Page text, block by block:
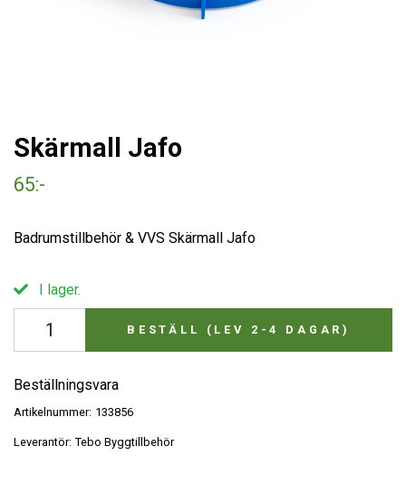
Skärmall Jafo
65:-
Badrumstillbehör & VVS Skärmall Jafo
I lager.
BESTÄLL (LEV 2-4 DAGAR)
Beställningsvara
Artikelnummer: 133856
Leverantör: Tebo Byggtillbehör